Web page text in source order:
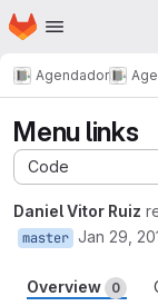
Skip to main content
Homepage
Agendador
Menu links
Code
Daniel Vitor Ruiz
master Jan 29,
Overview 0